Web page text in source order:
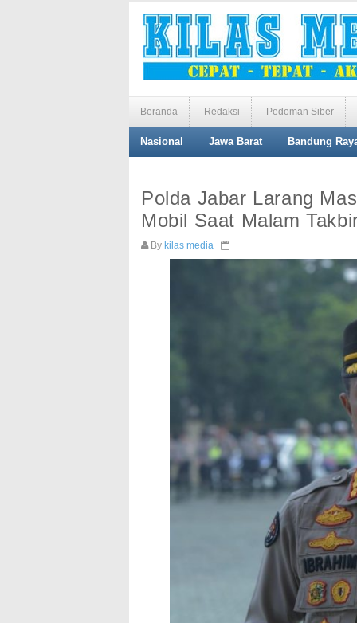
Beranda Redaksi Pedoman Siber
Nasional Jawa Barat Bandung
Polda Jabar Larang
Mobil Saat Malam
By kilas media